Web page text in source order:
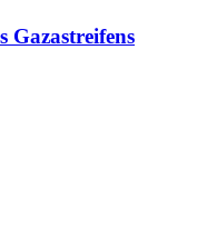
Gazastreifens